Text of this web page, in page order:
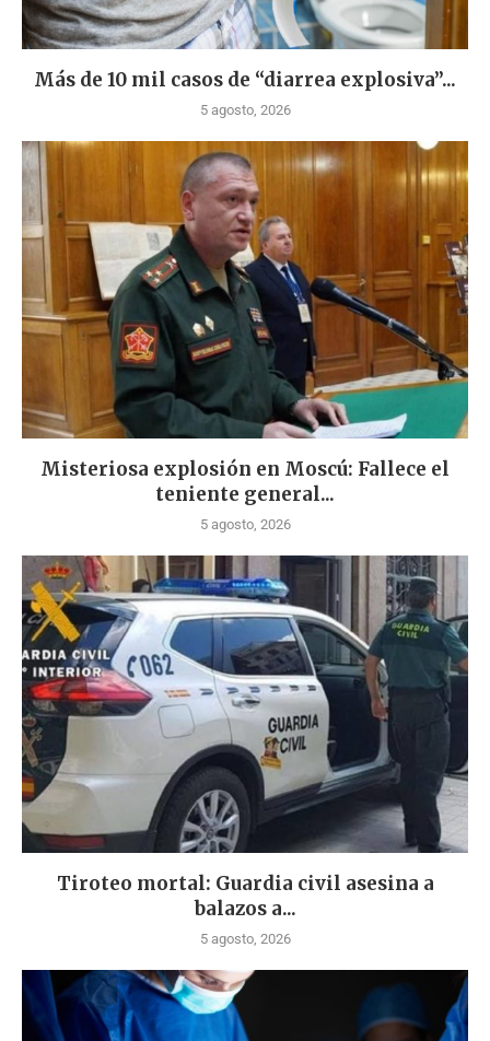
Más de 10 mil casos de “diarrea explosiva”...
5 agosto, 2026
Misteriosa explosión en Moscú: Fallece el
teniente general...
5 agosto, 2026
Tiroteo mortal: Guardia civil asesina a
balazos a...
5 agosto, 2026